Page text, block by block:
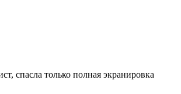
спасла только полная экранировка